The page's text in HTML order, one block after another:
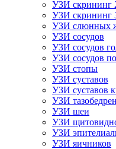
УЗИ скрининг
УЗИ скрининг
УЗИ слюнных
УЗИ сосудов
УЗИ сосудов
УЗИ сосудов
УЗИ стопы
УЗИ суставов
УЗИ суставов
УЗИ
УЗИ шеи
УЗИ
УЗИ
УЗИ яичников